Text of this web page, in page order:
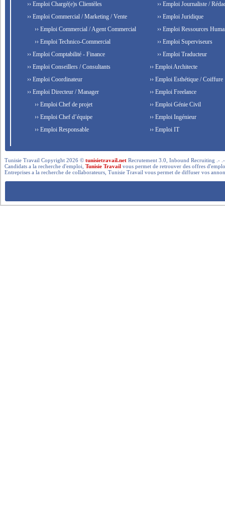
›› Emploi Chargé(e)s Clientèles
›› Emploi Commercial / Marketing / Vente
›› Emploi Commercial / Agent Commercial
›› Emploi Technico-Commercial
›› Emploi Comptabilité - Finance
›› Emploi Conseillers / Consultants
›› Emploi Coordinateur
›› Emploi Directeur / Manager
›› Emploi Chef de projet
›› Emploi Chef d’équipe
›› Emploi Responsable
›› Emploi Journaliste /
›› Emploi Juridique
›› Emploi Ressources
›› Emploi Superviseurs
›› Emploi Traducteur
›› Emploi Architecte
›› Emploi Esthétique / Coiffure
›› Emploi Freelance
›› Emploi Génie Civil
›› Emploi Ingénieur
›› Emploi IT
Tunisie Travail Copyright 2026 ©tunisietravail.net Recrutement 3.0, Inbound Recruiting .-
Candidats a la recherche d'emploi,Tunisie Travail vous permet de retrouver des offres
Entreprises a la recherche de collaborateurs, Tunisie Travail vous permet de diffuser vos